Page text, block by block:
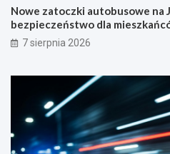
Nowe zatoczki autobusowe na
bezpieczeństwo dla
7 sierpnia 2026